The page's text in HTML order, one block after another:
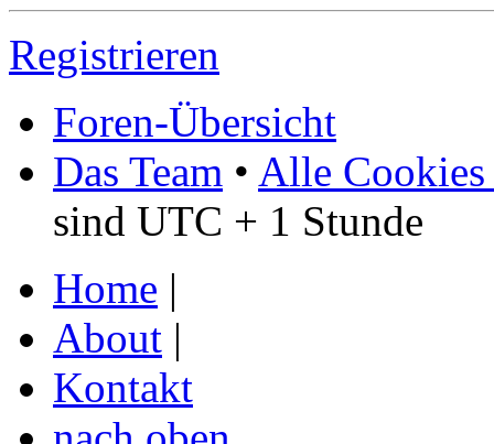
Registrieren
Foren-Übersicht
Das Team • Alle Cookies
sind UTC + 1 Stunde
Home |
About |
Kontakt